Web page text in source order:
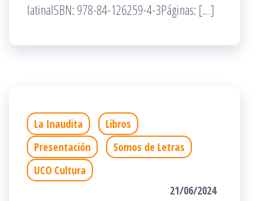
latinaISBN: 978-84-126259-4-3Páginas: […]
La Inaudita
Libros
Presentación
Somos de Letras
UCO Cultura
21/06/2024